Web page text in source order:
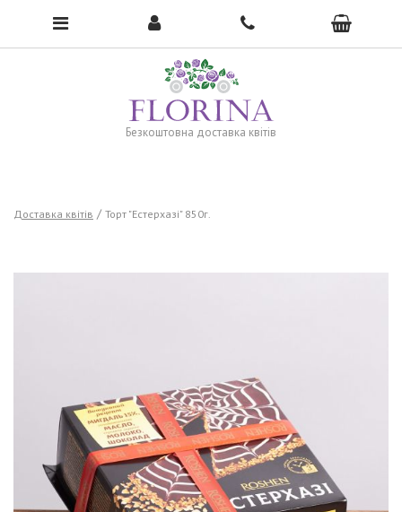
Безкоштовна доставка квітів
To open the menu, click here →
Доставка квітів Торт "Естерхазі" 850г.